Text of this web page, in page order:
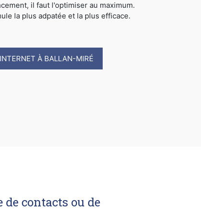
il faut l'optimiser au maximum.
la plus adpatée et la plus efficace.
À BALLAN-MIRÉ
contacts ou de